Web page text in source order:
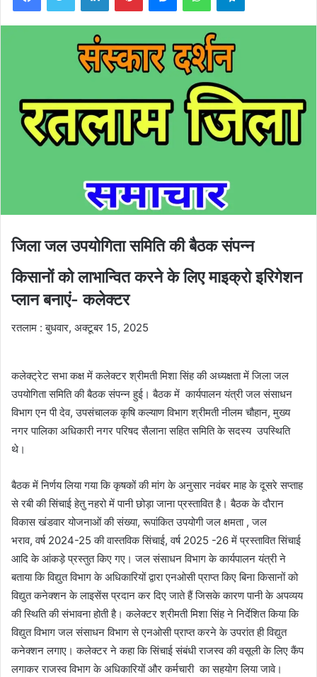
जिला जल उपयोगिता समिति की बैठक संपन्न
किसानों को लाभान्वित करने के लिए माइक्रो इरिगेशन
प्लान बनाएं- कलेक्टर
रतलाम : बुधवार, अक्टूबर 15, 2025
कलेक्ट्रेट सभा कक्ष में कलेक्टर श्रीमती मिशा सिंह की अध्यक्षता में जिला जल
उपयोगिता समिति की बैठक संपन्न हुई। बैठक में कार्यपालन यंत्री जल संसाधन
विभाग एन पी देव, उपसंचालक कृषि कल्याण विभाग श्रीमती नीलम चौहान, मुख्य
नगर पालिका अधिकारी नगर परिषद सैलाना सहित समिति के सदस्य उपस्थिति
थे।
बैठक में निर्णय लिया गया कि कृषकों की मांग के अनुसार नवंबर माह के दूसरे सप्ताह
से रबी की सिंचाई हेतु नहरो में पानी छोड़ा जाना प्रस्तावित है। बैठक के दौरान
विकास खंडवार योजनाओं की संख्या, रूपांकित उपयोगी जल क्षमता , जल
भराव, वर्ष 2024-25 की वास्तविक सिंचाई, वर्ष 2025 -26 में प्रस्तावित सिंचाई
आदि के आंकड़े प्रस्तुत किए गए। जल संसाधन विभाग के कार्यपालन यंत्री ने
बताया कि विद्युत विभाग के अधिकारियों द्वारा एनओसी प्राप्त किए बिना किसानों को
विद्युत कनेक्शन के लाइसेंस प्रदान कर दिए जाते हैं जिसके कारण पानी के अपव्यय
की स्थिति की संभावना होती है। कलेक्टर श्रीमती मिशा सिंह ने निर्देशित किया कि
विद्युत विभाग जल संसाधन विभाग से एनओसी प्राप्त करने के उपरांत ही विद्युत
कनेक्शन लगाए। कलेक्टर ने कहा कि सिंचाई संबंधी राजस्व की वसूली के लिए कैंप
लगाकर राजस्व विभाग के अधिकारियों और कर्मचारी का सहयोग लिया जावे।